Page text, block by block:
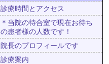
診療時間とアクセス
＊当院の待合室で現在お待ち
の患者様の人数です！
院長のプロフィールです
診療案内